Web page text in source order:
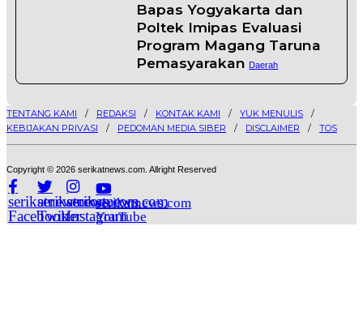
Bapas Yogyakarta dan
Poltek Imipas Evaluasi
Program Magang Taruna
Pemasyarakan Daerah
TENTANG KAMI REDAKSI KONTAK KAMI
YUK MENULIS
KEBIJAKAN PRIVASI
PEDOMAN MEDIA SIBER DISCLAIMER TOS
Copyright © 2026 serikatnews.com. Allright Reserved
serikatnews.com
Facebook
serikatnews.com
Twitter
serikatnews.com
Instagram
serikatnews.com
YouTube